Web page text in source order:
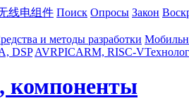
线电组件 Поиск Опросы Закон
и методы разработки
DSP AVRPICARM, RISC-V
компоненты